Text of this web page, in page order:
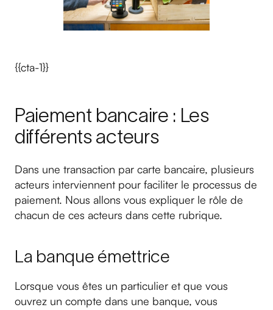
{{cta-1}}
Paiement bancaire : Les
différents acteurs
Dans une transaction par carte bancaire, plusieurs
acteurs interviennent pour faciliter le processus de
paiement. Nous allons vous expliquer le rôle de
chacun de ces acteurs dans cette rubrique.
La banque émettrice
Lorsque vous êtes un particulier et que vous
ouvrez un compte dans une banque, vous